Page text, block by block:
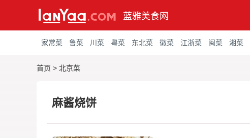
蓝雅美食网
家常菜 鲁菜 川菜 粤菜 东北菜 徽菜 江浙菜 闽菜 湘菜
首页 > 北京菜
麻酱烧饼